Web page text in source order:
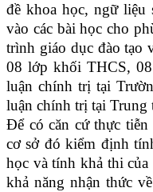
đề khoa học, ngữ liệu
vào các bài học cho
trình giáo dục đào tạo
08 lớp khối THCS,
luận chính trị tại
luận chính trị tại Trung
Để có căn cứ thực
cơ sở đó kiểm định
học và tính khả thi của
khả năng nhận thức